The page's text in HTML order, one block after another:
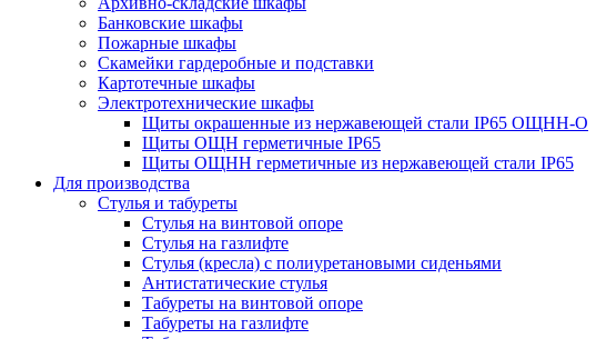
Банковские шкафы
Пожарные шкафы
Скамейки гардеробные и подставки
Картотечные шкафы
Электротехнические шкафы
Щиты окрашенные из нержавеющей стали IP65 ОЩНН-О
Щиты ОЩН герметичные IP65
Щиты ОЩНН герметичные из нержавеющей стали IP65
Для производства
Стулья и табуреты
Стулья на винтовой опоре
Стулья на газлифте
Стулья (кресла) с полиуретановыми сиденьями
Антистатические стулья
Табуреты на винтовой опоре
Табуреты на газлифте